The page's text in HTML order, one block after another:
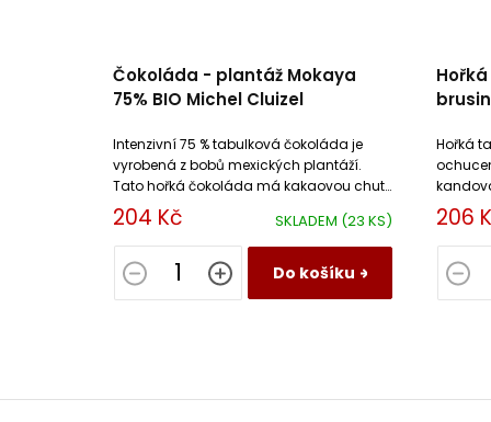
Čokoláda - plantáž Mokaya
75% BIO Michel Cluizel
SKLADEM (23 KS)
204 Kč
Do košíku
Intenzivní 75 % tabulková čokoláda je
vyrobená z bobů mexických plantáží.
Tato hořká čokoláda má kakaovou chutí
s dochutí čerstvého a sušeného
exotického ovoce.
206
Hořká
Z